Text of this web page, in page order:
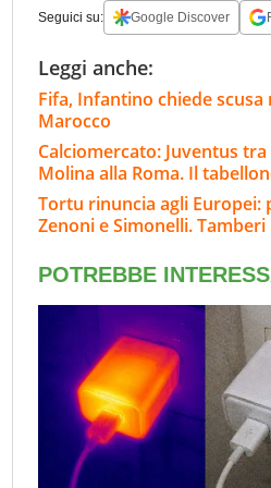
Seguici su: Google Discover
Leggi anche:
Fifa, Infantino chiede
Marocco
Calciomercato: Juventus
Molina alla Roma. Il
Tortu rinuncia agli
Zenoni e Simonelli.